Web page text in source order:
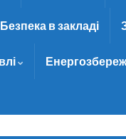
Безпека в закладі